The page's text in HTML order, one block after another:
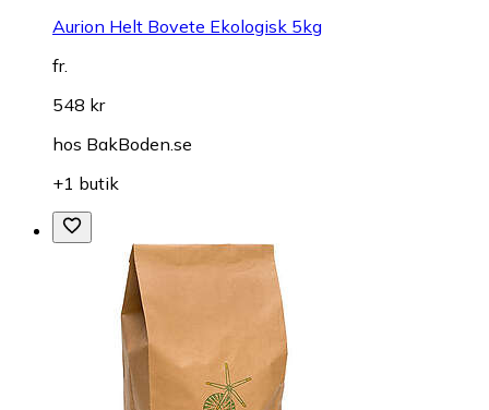
Aurion Helt Bovete Ekologisk 5kg
fr.
548 kr
hos BakBoden.se
+1 butik